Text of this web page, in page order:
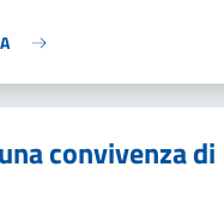
convivenza di